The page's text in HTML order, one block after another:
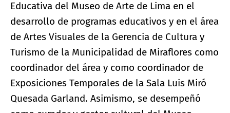
Educativa del Museo de Arte de Lima en el
desarrollo de programas educativos y en el área
de Artes Visuales de la Gerencia de Cultura y
Turismo de la Municipalidad de Miraflores como
coordinador del área y como coordinador de
Exposiciones Temporales de la Sala Luis Miró
Quesada Garland. Asimismo, se desempeñó